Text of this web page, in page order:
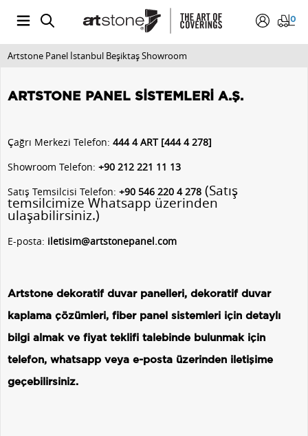
0
Artstone Panel İstanbul Beşiktaş Showroom
ARTSTONE PANEL SİSTEMLERİ A.Ş.
Çağrı Merkezi Telefon: 444 4 ART [444 4 278]
Showroom Telefon: +90 212 221 11 13
Satış Temsilcisi Telefon: +90 546 220 4 278 (Satış
temsilcimize Whatsapp üzerinden
ulaşabilirsiniz.)
E-posta: iletisim@artstonepanel.com
Artstone dekoratif duvar panelleri, dekoratif duvar
kaplama çözümleri, fiber panel sistemleri için detaylı
bilgi almak ve fiyat teklifi talebinde bulunmak için
telefon, whatsapp veya e-posta üzerinden iletişime
geçebilirsiniz.